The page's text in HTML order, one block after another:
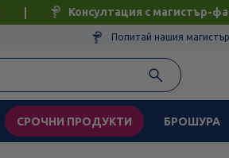
Консултация с магистър-
Попитай нашия
СРОЧНИ ПРОДУКТИ БРОШУРА